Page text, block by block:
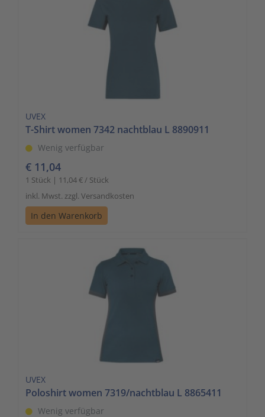
UVEX
T-Shirt women 7342 nachtblau L 8890911
Wenig verfügbar
€ 11,04
1 Stück | 11,04 € / Stück
inkl. Mwst. zzgl. Versandkosten
In den Warenkorb
UVEX
Poloshirt women 7319/nachtblau L 8865411
Wenig verfügbar